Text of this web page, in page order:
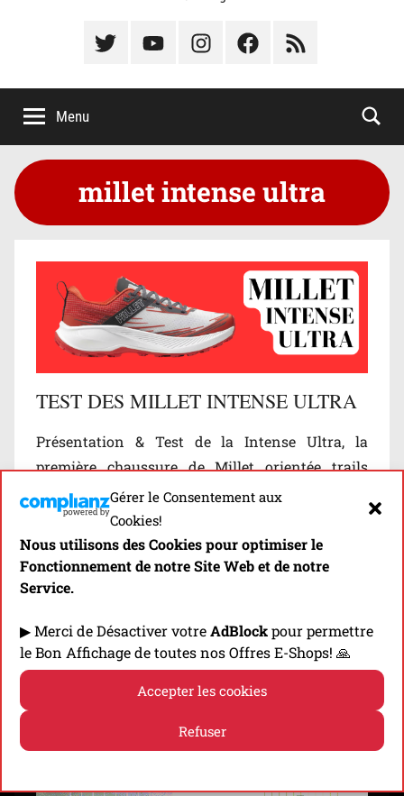
Gérer le Consentement aux
Cookies!
Nous utilisons des Cookies pour optimiser le
Fonctionnement de notre Site Web et de notre
Service.
▶ Merci de Désactiver votreAdBlockpour permettre
le Bon Affichage de toutes nos Offres E-Shops! 🙏
Accepter les cookies
Refuser
Élément
menu
Élément
menu
Élément
menu
Élément
menu
Élément
menu
Menu
millet intense ultra
TEST DES MILLET INTENSE ULTRA
Présentation & Test de la Intense Ultra, la
première chaussure de Millet orientée trails
longs et ultras!
Découvrir
B
l
T
⬇️ -10% EN CLIQUANT SUR LA BANNIÈRE! ⬇️